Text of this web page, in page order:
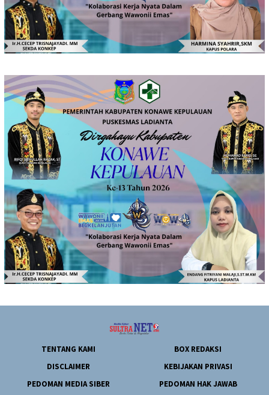
TENTANG KAMI
BOX REDAKSI
DISCLAIMER
KEBIJAKAN PRIVASI
PEDOMAN MEDIA SIBER
PEDOMAN HAK JAWAB